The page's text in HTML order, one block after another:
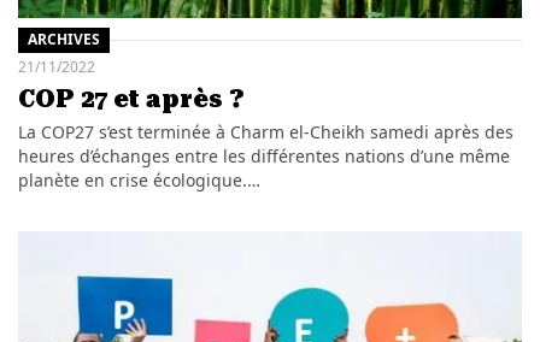
ARCHIVES
21/11/2022
COP 27 et après ?
La COP27 s’est terminée à Charm el-Cheikh samedi après des
heures d’échanges entre les différentes nations d’une même
planète en crise écologique.…